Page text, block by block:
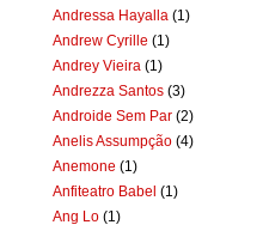
Andressa Hayalla (1)
Andrew Cyrille (1)
Andrey Vieira (1)
Andrezza Santos (3)
Androide Sem Par (2)
Anelis Assumpção (4)
Anemone (1)
Anfiteatro Babel (1)
Ang Lo (1)